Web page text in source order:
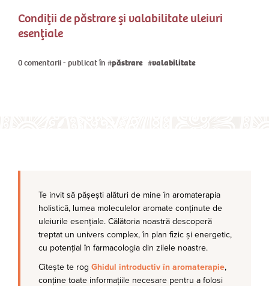
Condiţii de păstrare şi valabilitate uleiuri
esenţiale
0 comentarii - publicat în păstrare valabilitate
Te invit să pășești alături de mine în aromaterapia
holistică, lumea moleculelor aromate conținute de
uleiurile esențiale. Călătoria noastră descoperă
treptat un univers complex, în plan fizic și energetic,
cu potențial în farmacologia din zilele noastre.
Citește te rog Ghidul introductiv în aromaterapie,
conține toate informațiile necesare pentru a folosi